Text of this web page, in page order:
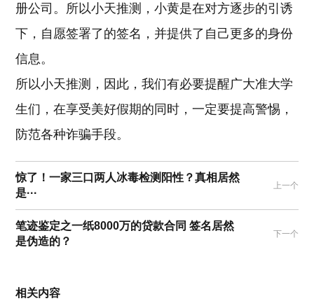
册公司。所以小天推测，小黄是在对方逐步的引诱
下，自愿签署了的签名，并提供了自己更多的身份
信息。
所以小天推测，因此，我们有必要提醒广大准大学
生们，在享受美好假期的同时，一定要提高警惕，
防范各种诈骗手段。
惊了！一家三口两人冰毒检测阳性？真相居然
是···
上一个
笔迹鉴定之一纸8000万的贷款合同 签名居然
是伪造的？
下一个
相关内容